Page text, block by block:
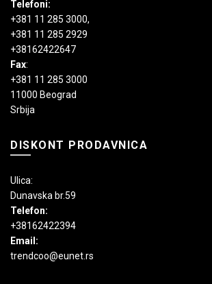
Telefoni:
+381 11 285 3000,
+381 11 285 2929
+38162422647
Fax:
+381 11 285 3000
11000 Beograd
Srbija
DISKONT PRODAVNICA
Ulica:
Dunavska br.59
Telefon:
+38162422394
Email:
trendcoo@eunet.rs